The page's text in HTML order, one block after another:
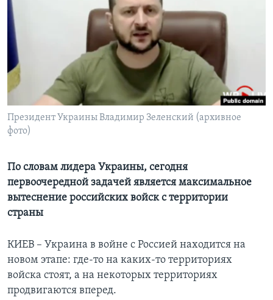
Learning English
СОЦИАЛЬНЫЕ СЕТИ
Президент Украины Владимир Зеленский (архивное
фото)
По словам лидера Украины, сегодня
первоочередной задачей является максимальное
вытеснение российских войск с территории
страны
КИЕВ – Украина в войне с Россией находится на
новом этапе: где-то на каких-то территориях
войска стоят, а на некоторых территориях
продвигаются вперед.